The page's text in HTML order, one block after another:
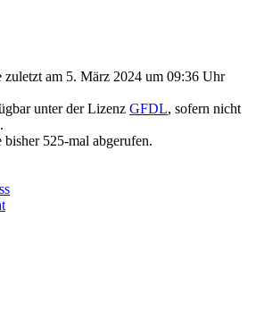
zuletzt am 5. März 2024 um 09:36 Uhr
unter der Lizenz GFDL, sofern nicht
bisher 525-mal abgerufen.